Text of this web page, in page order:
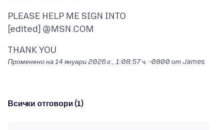
PLEASE HELP ME SIGN INTO
Променено на14 януари 2026 г., 1:08:57 ч. -0800 от James
Всички отговори (1)